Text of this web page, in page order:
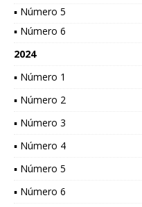
▪ Número 5
▪ Número 6
2024
▪ Número 1
▪ Número 2
▪ Número 3
▪ Número 4
▪ Número 5
▪ Número 6